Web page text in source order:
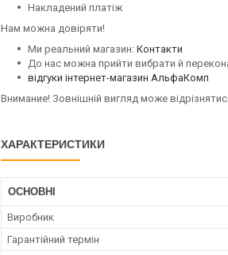
Накладений платіж
Нам можна довіряти!
Ми реальний магазин: Контакти
До нас можна прийти вибрати й
відгуки інтернет-магазин АльфаКомп
Внимание! Зовнішній вигляд може
ХАРАКТЕРИСТИКИ
ОСНОВНІ
Виробник
Гарантійний термін